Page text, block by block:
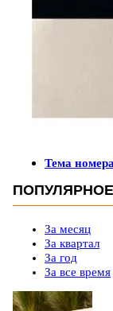
Тема
ПОПУЛЯРНОЕ
За месяц
За квартал
За год
За все время